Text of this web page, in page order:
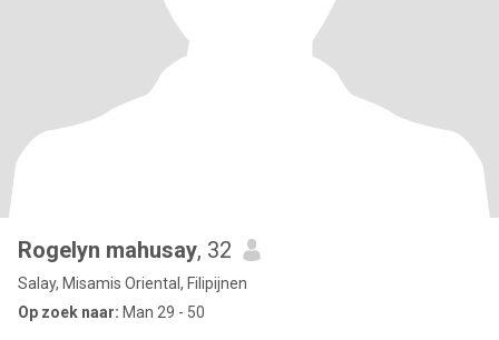
Rogelyn mahusay, 32
Salay, Misamis Oriental, Filipijnen
Op zoek naar: Man 29 - 50